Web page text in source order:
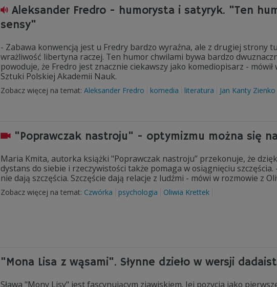
Aleksander Fredro - humorysta i satyryk. "Ten
sensy"
- Zabawa konwencją jest u Fredry bardzo wyraźna, ale z drugiej strony
wrażliwość libertyna raczej. Ten humor chwilami bywa bardzo
powoduje, że Fredro jest znacznie ciekawszy jako komediopisarz -
Sztuki Polskiej Akademii Nauk.
Zobacz więcej na temat: Aleksander Fredro komedia literatura Jan Kanty Zienko
"Poprawczak nastroju" - optymizmu można się
Maria Kmita, autorka książki "Poprawczak nastroju” przekonuje, że
dystans do siebie i rzeczywistości także pomaga w osiągnięciu
nie dają szczęścia. Szczęście dają relacje z ludźmi - mówi w rozmowie z
Zobacz więcej na temat: Czwórka psychologia Oliwia Krettek
"Mona Lisa z wąsami". Słynne dzieło w wersji
Sława "Mony Lisy" jest fascynującym zjawiskiem. Jej pozycja jako